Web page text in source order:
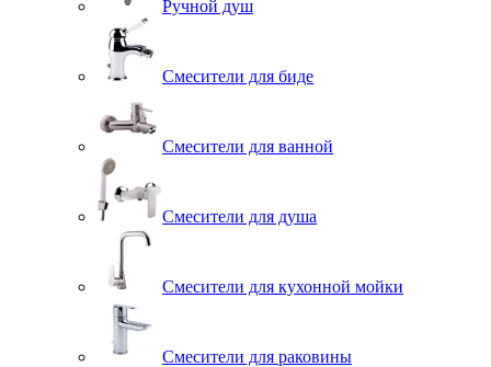
Ручной душ
Смесители для биде
Смесители для ванной
Смесители для душа
Смесители для кухонной мойки
Смесители для раковины